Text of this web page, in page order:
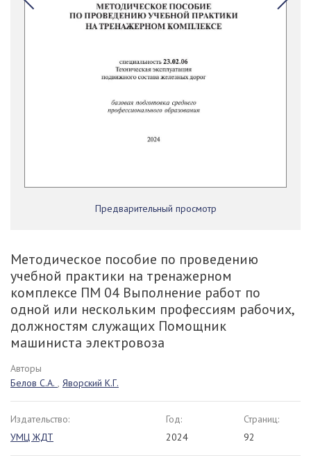
Предварительный просмотр
Методическое пособие по проведению
учебной практики на тренажерном
комплексе ПМ 04 Выполнение работ по
одной или нескольким профессиям рабочих,
должностям служащих Помощник
машиниста электровоза
Авторы
Белов С.А. , Яворский К.Г.
Издательство:
УМЦ ЖДТ
Год:
2024
Страниц:
92